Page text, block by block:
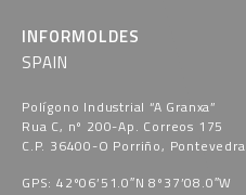
INFORMOLDES
SPAIN
Polígono Industrial “A Granxa​”
Rua C, nº 200-Ap. Correos 175
C.P. 36400-O Porriño, Pontevedra​
GPS: 42º06’51.0″N 8º37’08.0″W